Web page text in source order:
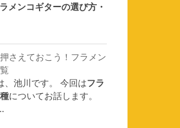
ラメンコギターの選び方・
さえておこう！フラメン
、池川です。 今回はフラ
についてお話します。